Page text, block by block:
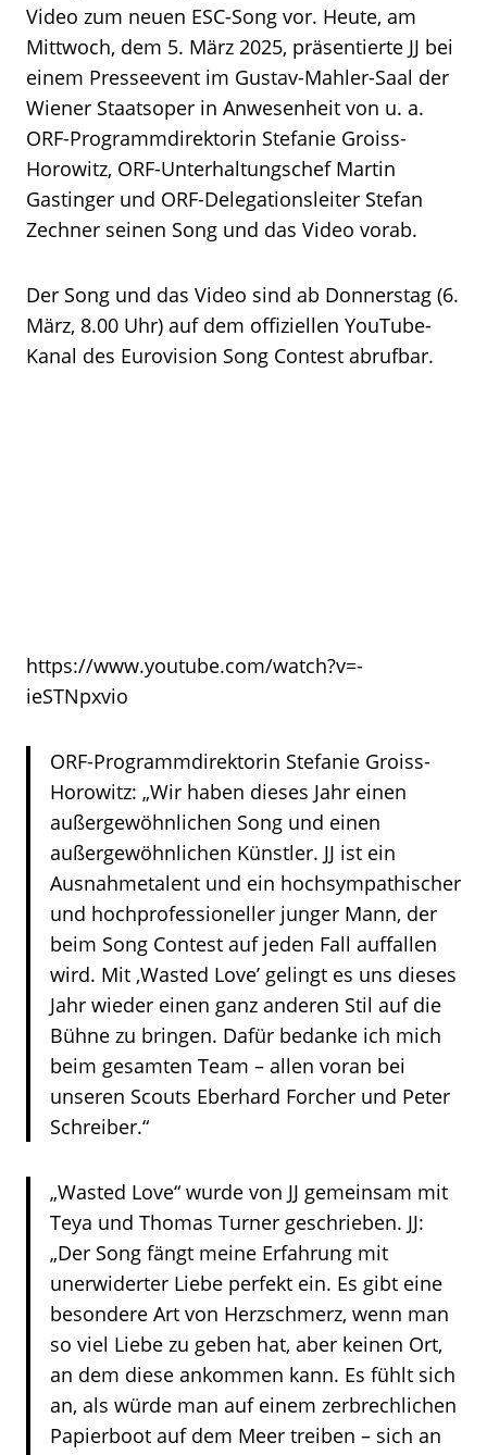
Video zum neuen ESC-Song vor. Heute, am
Mittwoch, dem 5. März 2025, präsentierte JJ bei
einem Presseevent im Gustav-Mahler-Saal der
Wiener Staatsoper in Anwesenheit von u. a.
ORF-Programmdirektorin Stefanie Groiss-
Horowitz, ORF-Unterhaltungschef Martin
Gastinger und ORF-Delegationsleiter Stefan
Zechner seinen Song und das Video vorab.
Der Song und das Video sind ab Donnerstag (6.
März, 8.00 Uhr) auf dem offiziellen YouTube-
Kanal des Eurovision Song Contest abrufbar.
https://www.youtube.com/watch?v=-
ieSTNpxvio
ORF-Programmdirektorin Stefanie Groiss-
Horowitz: „Wir haben dieses Jahr einen
außergewöhnlichen Song und einen
außergewöhnlichen Künstler. JJ ist ein
Ausnahmetalent und ein hochsympathischer
und hochprofessioneller junger Mann, der
beim Song Contest auf jeden Fall auffallen
wird. Mit ,Wasted Love’ gelingt es uns dieses
Jahr wieder einen ganz anderen Stil auf die
Bühne zu bringen. Dafür bedanke ich mich
beim gesamten Team – allen voran bei
unseren Scouts Eberhard Forcher und Peter
Schreiber.“
„Wasted Love“ wurde von JJ gemeinsam mit
Teya und Thomas Turner geschrieben. JJ:
„Der Song fängt meine Erfahrung mit
unerwiderter Liebe perfekt ein. Es gibt eine
besondere Art von Herzschmerz, wenn man
so viel Liebe zu geben hat, aber keinen Ort,
an dem diese ankommen kann. Es fühlt sich
an, als würde man auf einem zerbrechlichen
Papierboot auf dem Meer treiben – sich an